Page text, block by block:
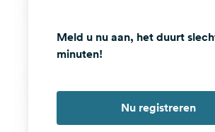
Meld u nu aan, het duurt
minuten!
Nu registreren